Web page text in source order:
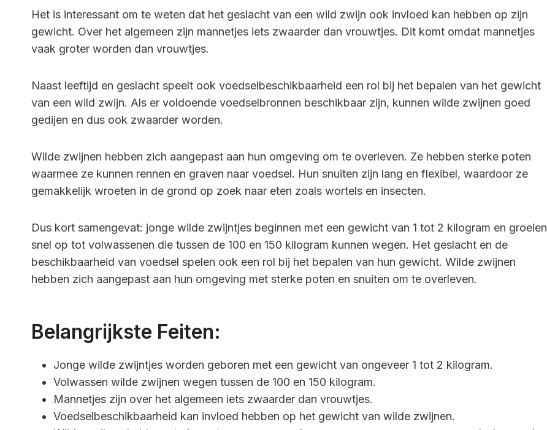
Het is interessant om te weten dat het geslacht van een wild zwijn ook invloed kan hebben op zijn
gewicht. Over het algemeen zijn mannetjes iets zwaarder dan vrouwtjes. Dit komt omdat mannetjes
vaak groter worden dan vrouwtjes.
Naast leeftijd en geslacht speelt ook voedselbeschikbaarheid een rol bij het bepalen van het gewicht
van een wild zwijn. Als er voldoende voedselbronnen beschikbaar zijn, kunnen wilde zwijnen goed
gedijen en dus ook zwaarder worden.
Wilde zwijnen hebben zich aangepast aan hun omgeving om te overleven. Ze hebben sterke poten
waarmee ze kunnen rennen en graven naar voedsel. Hun snuiten zijn lang en flexibel, waardoor ze
gemakkelijk wroeten in de grond op zoek naar eten zoals wortels en insecten.
Dus kort samengevat: jonge wilde zwijntjes beginnen met een gewicht van 1 tot 2 kilogram en groeien
snel op tot volwassenen die tussen de 100 en 150 kilogram kunnen wegen. Het geslacht en de
beschikbaarheid van voedsel spelen ook een rol bij het bepalen van hun gewicht. Wilde zwijnen
hebben zich aangepast aan hun omgeving met sterke poten en snuiten om te overleven.
Belangrijkste Feiten:
Jonge wilde zwijntjes worden geboren met een gewicht van ongeveer 1 tot 2 kilogram.
Volwassen wilde zwijnen wegen tussen de 100 en 150 kilogram.
Mannetjes zijn over het algemeen iets zwaarder dan vrouwtjes.
Voedselbeschikbaarheid kan invloed hebben op het gewicht van wilde zwijnen.